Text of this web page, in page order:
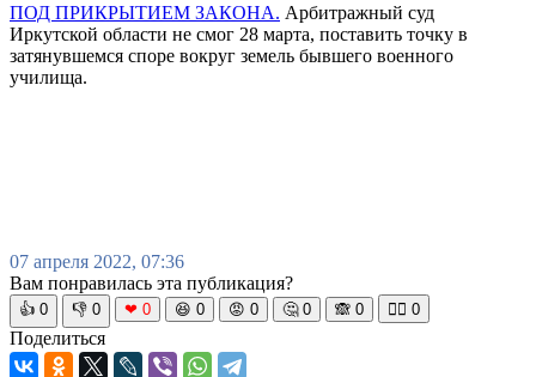
ПОД ПРИКРЫТИЕМ ЗАКОНА. Арбитражный суд
Иркутской области не смог 28 марта, поставить точку в
затянувшемся споре вокруг земель бывшего военного
училища.
07 апреля 2022, 07:36
Вам понравилась эта публикация?
👍 0 👎 0 ❤ 0 😆 0 😡 0 🤔 0 🙈 0 🧘‍♀️ 0
Поделиться